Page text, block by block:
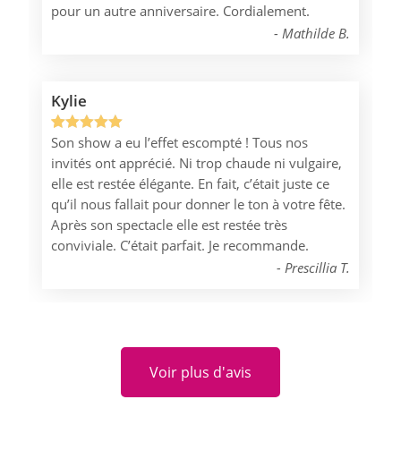
notation
pour un autre anniversaire. Cordialement.
Mathilde B.
Kylie
Noté5.00
sur 5
basé sur
1
notation
client
Son show a eu l’effet escompté ! Tous nos
invités ont apprécié. Ni trop chaude ni vulgaire,
elle est restée élégante. En fait, c’était juste ce
qu’il nous fallait pour donner le ton à votre fête.
Après son spectacle elle est restée très
conviviale. C’était parfait. Je recommande.
Prescillia T.
Voir plus d'avis